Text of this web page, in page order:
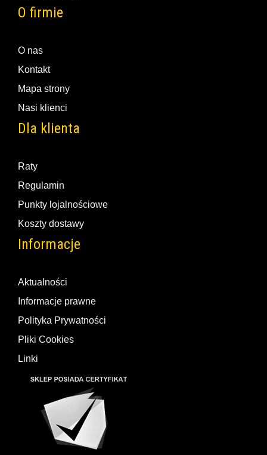
O firmie
O nas
Kontakt
Mapa strony
Nasi klienci
Dla klienta
Raty
Regulamin
Punkty lojalnościowe
Koszty dostawy
Informacje
Aktualności
Informacje prawne
Polityka Prywatności
Pliki Cookies
Linki